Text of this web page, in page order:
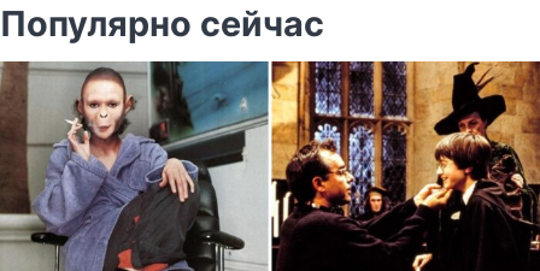
Популярно сейчас